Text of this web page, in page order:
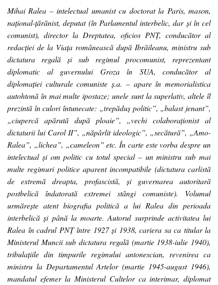
Mihai Ralea – intelectual umanist cu doctorat la Paris, mason,
național-țărănist, deputat (în Parlamentul interbelic, dar și în cel
comunist), director la Dreptatea, oficios PNȚ, conducător al
redacției de la Viața românească după Ibrăileanu, ministru sub
dictatura regală și sub regimul procomunist, reprezentant
diplomatic al guvernului Groza în SUA, conducător al
diplomației culturale comuniste ș.a. – apare în memorialistica
autohtonă în mai multe ipostaze; unele sunt la superlativ, altele îl
prezintă în culori întunecate: „trepăduș politic”, „balast jenant”,
„ciupercă apărută după ploaie”, „vechi colaboraționist al
dictaturii lui Carol II”, „năpârlit ideologic”, „secătură”, „Amo-
Ralea”, „lichea”, „cameleon” etc. În carte este vorba despre un
intelectual și om politic cu totul special – un ministru sub mai
multe regimuri politice aparent incompatibile (dictatura carlistă
de extremă dreapta, profascistă, și guvernarea autoritară
postbelică îndatorată extremei stângi comuniste). Volumul
urmărește atent biografia politică a lui Ralea din perioada
interbelică și până la moarte. Autorul surprinde activitatea lui
Ralea în cadrul PNȚ între 1927 și 1938, cariera sa ca titular la
Ministerul Muncii sub dictatura regală (martie 1938-iulie 1940),
tribulațiile din timpurile regimului antonescian, revenirea ca
ministru la Departamentul Artelor (martie 1945-august 1946),
mandatul efemer la Ministerul Cultelor ca interimar, diplomat